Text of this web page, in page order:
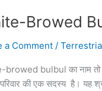
Browed
a Comment /
browed bulbul का नाम तो
की एक सदस्य है। यह